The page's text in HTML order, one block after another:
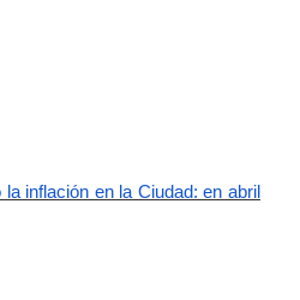
inflación en la Ciudad: en abril